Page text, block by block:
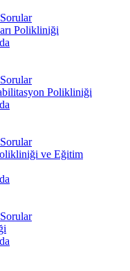
Polikliniği
Polikliniği
ve Eğitim